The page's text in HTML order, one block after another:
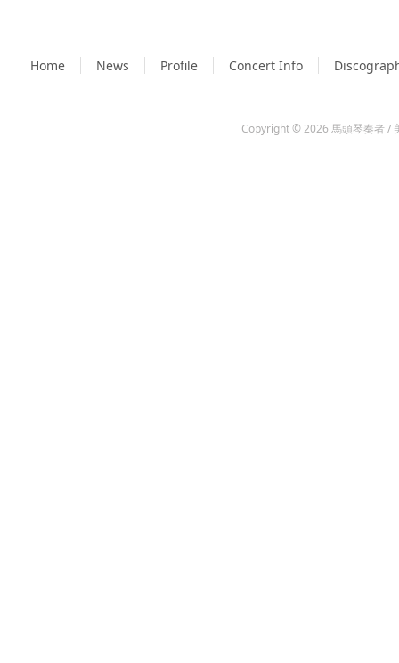
Home News Profile Concert Info
Copyright © 2026 馬頭琴奏者 /